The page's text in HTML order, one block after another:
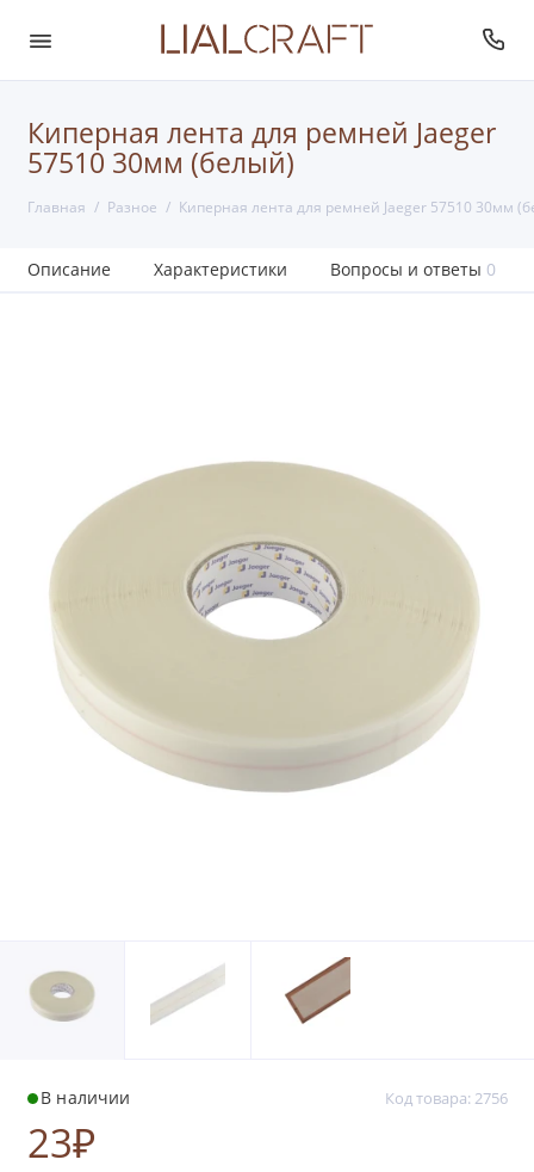
Киперная лента для ремней Jaeger
57510 30мм (белый)
Главная Разное Киперная лента для ремней Jaeger 57510 30мм
Описание Характеристики Вопросы и ответы 0
В наличии Код товара: 2756
23₽